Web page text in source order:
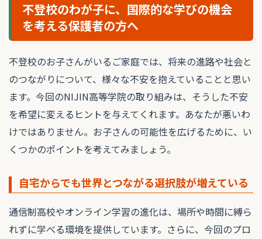
不登校のわが子に、国際的な学びの機会
を考える保護者の方へ
不登校のお子さんがいるご家庭では、将来の進路や社会と
のつながりについて、様々な不安を抱えていることと思い
ます。今回のNIJIN高等学院の取り組みは、そうした不安
を希望に変えるヒントを与えてくれます。あなたが悪いわ
けではありません。お子さんの可能性を広げるために、い
くつかのポイントを考えてみましょう。
自宅からでも世界とつながる選択肢が増えている
通信制高校やオンライン学習の進化は、場所や時間に縛ら
れずに学べる環境を提供しています。さらに、今回のプロ